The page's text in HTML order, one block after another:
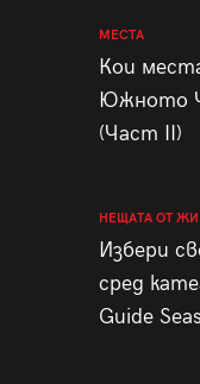
МЕСТА
Кои
Южното
(Част II)
НЕЩАТА ОТ
Избери
сред
Guide